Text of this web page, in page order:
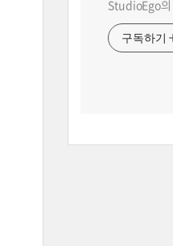
StudioEgo의
구독하기